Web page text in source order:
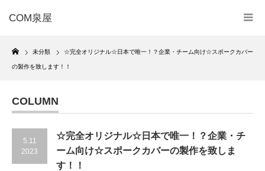
COM泉屋
Home
未分類 ☆完全オリジナル☆日本で唯一！？企業・チーム向け☆スポークカバー
の製作を致します！！
COLUMN
5.11
2023
☆完全オリジナル☆日本で唯一！？企業・チ
ーム向け☆スポークカバーの製作を致しま
す！！